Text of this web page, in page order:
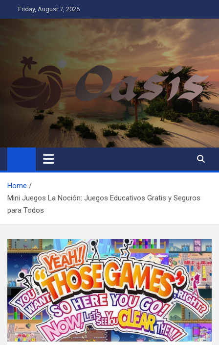
to
Friday, August 7, 2026
Oasis
Business
Home
Mini Juegos La Noción: Juegos Educativos Gratis y Seguros
para Todos